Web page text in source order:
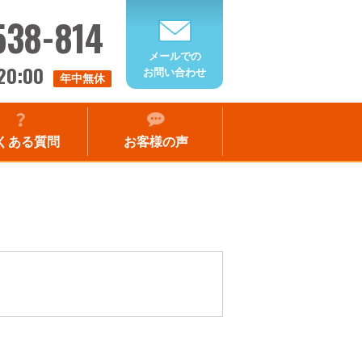
814
年中無休
メールでの
お問い合わせ
ある質問 お客様の声